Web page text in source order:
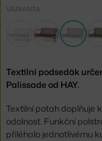
VARIANTA
Textilní podsedák
Palissade od HAY.
Textilní potah doplňuje
odolnost. Funkční
přiléhalo jednotlivému